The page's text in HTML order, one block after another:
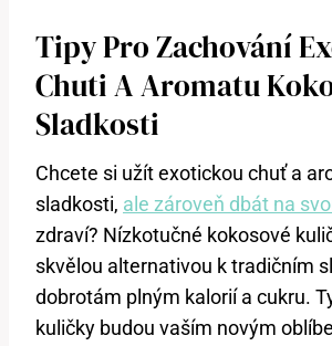
Tipy Pro Zachování
Chuti A Aromatu
Sladkosti
Chcete si užít exotickou chuť a
sladkosti, ale zároveň dbát na
zdraví? Nízkotučné kokosové
skvělou alternativou k tradičním
dobrotám plným kalorií a cukru.
kuličky budou vaším novým